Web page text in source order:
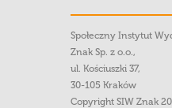
Społeczny Instytut
Znak Sp. z o.o.,
ul. Kościuszki 37,
30-105 Kraków
Copyright SIW Znak